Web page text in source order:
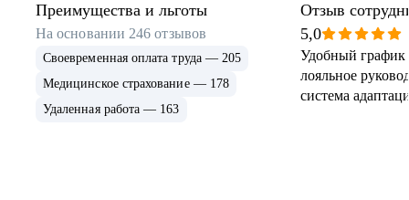
Преимущества и льготы
На основании 246 отзывов
Своевременная оплата труда — 205
Медицинское страхование — 178
Удаленная работа — 163
Отзыв
5,0
Удобный график
лояльное
система